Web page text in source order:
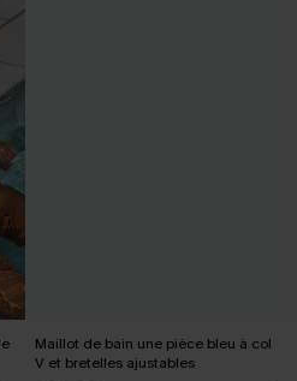
Maillot de bain une pièce bleu à col
V et bretelles ajustables